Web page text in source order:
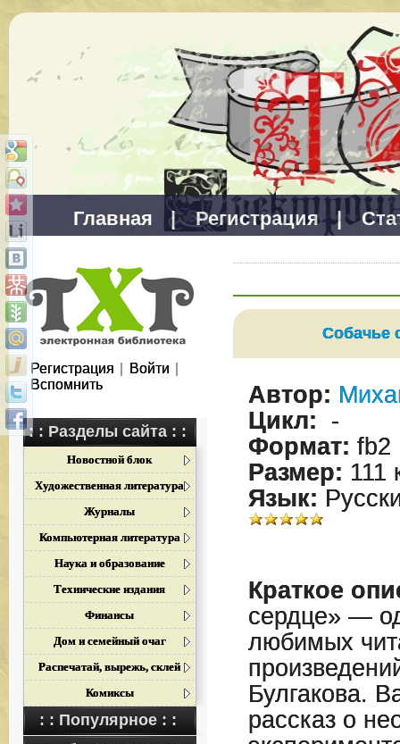
Главная | Регистрация |
Регистрация Войти
Вспомнить
: : Разделы сайта : :
Новостной блок
Художественная литература
Журналы
Компьютерная литература
Наука и образование
Технические издания
Финансы
Дом и семейный очаг
Распечатай, вырежь, склей
Комиксы
: : Популярное : :
Собачье
Автор:
Цикл: -
Формат: fb2
Размер: 111
Язык:
Краткое
сердце» —
любимых
Булгакова.
рассказ о